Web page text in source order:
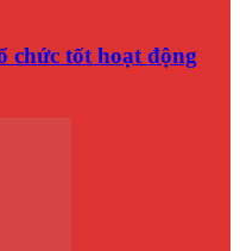
chức tốt hoạt động